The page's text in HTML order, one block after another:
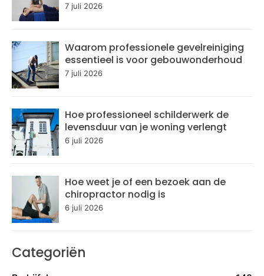
7 juli 2026
Waarom professionele gevelreiniging
essentieel is voor gebouwonderhoud
7 juli 2026
Hoe professioneel schilderwerk de
levensduur van je woning verlengt
6 juli 2026
Hoe weet je of een bezoek aan de
chiropractor nodig is
6 juli 2026
Categoriën